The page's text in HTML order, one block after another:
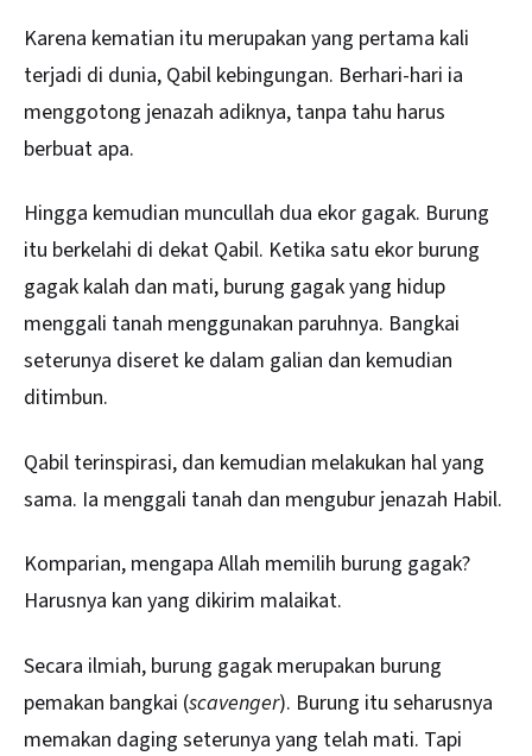
Karena kematian itu merupakan yang pertama kali
terjadi di dunia, Qabil kebingungan. Berhari-hari ia
menggotong jenazah adiknya, tanpa tahu harus
berbuat apa.
Hingga kemudian muncullah dua ekor gagak. Burung
itu berkelahi di dekat Qabil. Ketika satu ekor burung
gagak kalah dan mati, burung gagak yang hidup
menggali tanah menggunakan paruhnya. Bangkai
seterunya diseret ke dalam galian dan kemudian
ditimbun.
Qabil terinspirasi, dan kemudian melakukan hal yang
sama. Ia menggali tanah dan mengubur jenazah Habil.
Komparian, mengapa Allah memilih burung gagak?
Harusnya kan yang dikirim malaikat.
Secara ilmiah, burung gagak merupakan burung
pemakan bangkai (scavenger). Burung itu seharusnya
memakan daging seterunya yang telah mati. Tapi